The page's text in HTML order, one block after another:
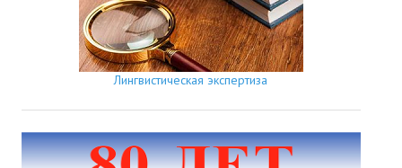
Лингвистическая экспертиза